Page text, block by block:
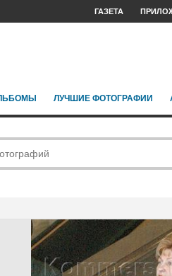
ГАЗЕТА
ЛУЧШИЕ ФОТОГРАФИИ